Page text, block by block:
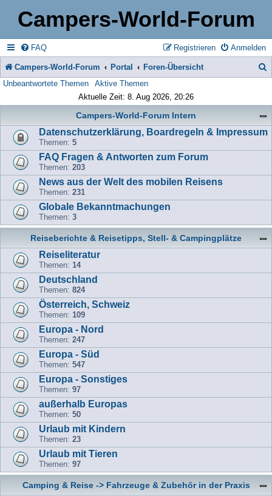
Campers-World-Forum
FAQ Anmelden
Registrieren
Campers-World-Forum Portal Foren-Übersicht
Unbeantwortete Themen
Aktive Themen
Aktuelle Zeit: 8. Aug 2026, 20:26
Campers-World-Forum Intern
Datenschutzerklärung, Boardregeln & Impressum
Themen: 5
FAQ Fragen & Antworten zum Forum
Themen: 203
News aus der Welt des mobilen Reisens
Themen: 231
Globale Bekanntmachungen
Themen: 3
Reiseberichte & Reisetipps, Stell- & Campingplätze
Reiseliteratur
Themen: 14
Deutschland
Themen: 824
Österreich, Schweiz
Themen: 109
Europa - Nord
Themen: 247
Europa - Süd
Themen: 547
Europa - Sonstiges
Themen: 97
außerhalb Europas
Themen: 50
Urlaub mit Kindern
Themen: 23
Urlaub mit Tieren
Themen: 97
Camping & Reise -> Fahrzeuge & Zubehör in der Praxis